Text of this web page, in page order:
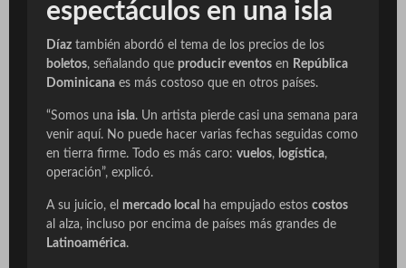
espectáculos en una isla
Díaz también abordó el tema de los precios de los
boletos, señalando que producir eventos en República
Dominicana es más costoso que en otros países.
“Somos una isla. Un artista pierde casi una semana para
venir aquí. No puede hacer varias fechas seguidas como
en tierra firme. Todo es más caro: vuelos, logística,
operación”, explicó.
A su juicio, el mercado local ha empujado estos costos
al alza, incluso por encima de países más grandes de
Latinoamérica.